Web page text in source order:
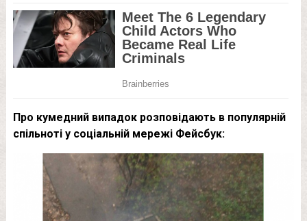
Про кумедний випадок розповідають в популярній
спільноті у соціальній мережі Фейсбук: